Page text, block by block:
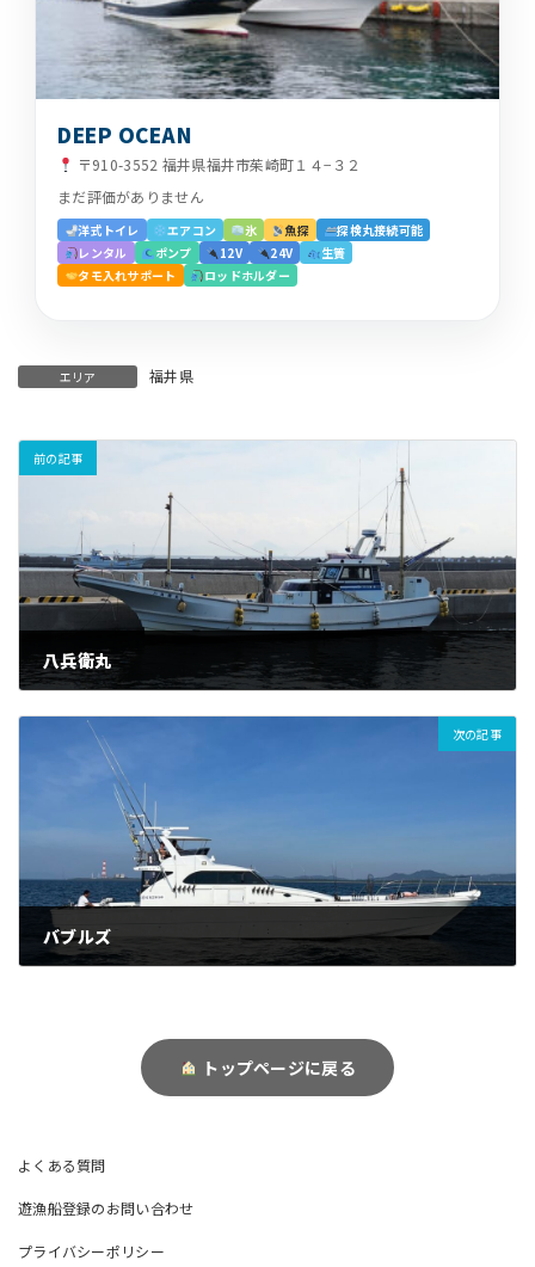
DEEP OCEAN
〒910-3552 福井県福井市茱崎町１４−３２
まだ評価がありません
洋式トイレ エアコン 氷 魚探
探検丸接続可能
レンタル
ポンプ 12V 24V
生簀
タモ入れサポート
ロッドホルダー
エリア 福井県
前の記事
八兵衛丸
次の記事
バブルズ
トップページに戻る
よくある質問
遊漁船登録のお問い合わせ
プライバシーポリシー